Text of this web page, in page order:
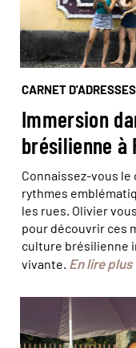
CARNET D'ADRESSES
Immersion
brésilienne à
Connaissez-vous le
rythmes
les rues. Olivier
pour découvrir ces
culture brésilienne
vivante. En lire plus
© Marta Nascimento/